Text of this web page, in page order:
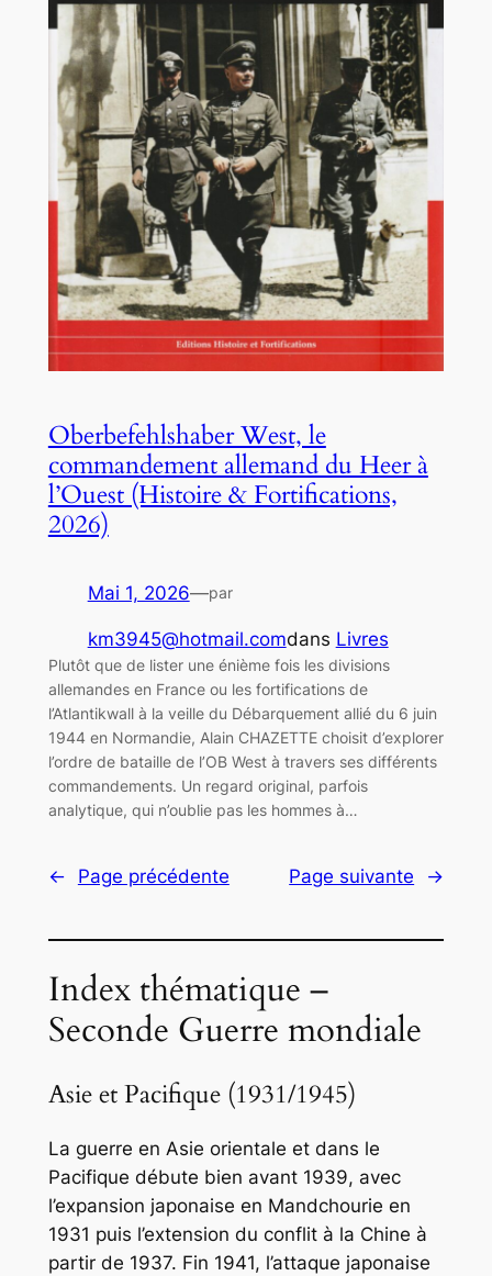
Oberbefehlshaber West, le
commandement allemand du Heer à
l’Ouest (Histoire & Fortifications,
2026)
Mai 1, 2026—par
km3945@hotmail.comdans Livres
Plutôt que de lister une énième fois les divisions
allemandes en France ou les fortifications de
l’Atlantikwall à la veille du Débarquement allié du 6 juin
1944 en Normandie, Alain CHAZETTE choisit d’explorer
l’ordre de bataille de l’OB West à travers ses différents
commandements. Un regard original, parfois
analytique, qui n’oublie pas les hommes à…
← Page précédente Page suivante →
Index thématique –
Seconde Guerre mondiale
Asie et Pacifique (1931/1945)
La guerre en Asie orientale et dans le
Pacifique débute bien avant 1939, avec
l’expansion japonaise en Mandchourie en
1931 puis l’extension du conflit à la Chine à
partir de 1937. Fin 1941, l’attaque japonaise